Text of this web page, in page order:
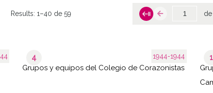
Results:1–40 de 59
1944-1944
4
Grupos y equipos del Colegio de Corazonistas
1